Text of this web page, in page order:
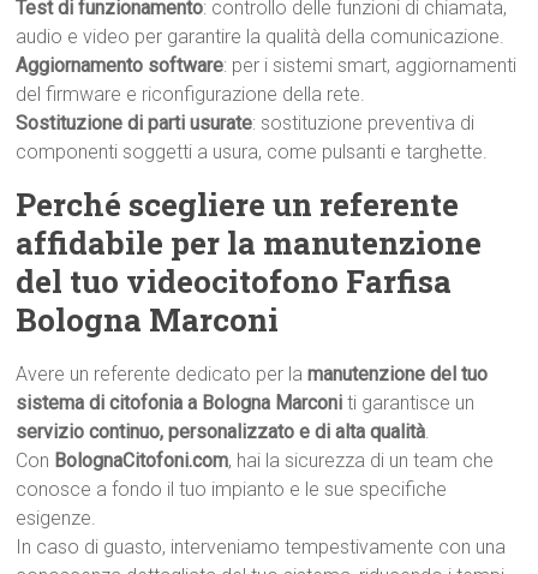
Test di funzionamento: controllo delle funzioni di chiamata,
audio e video per garantire la qualità della comunicazione.
Aggiornamento software: per i sistemi smart, aggiornamenti
del firmware e riconfigurazione della rete.
Sostituzione di parti usurate: sostituzione preventiva di
componenti soggetti a usura, come pulsanti e targhette.
Perché scegliere un referente
affidabile per la manutenzione
del tuo videocitofono Farfisa
Bologna Marconi
Avere un referente dedicato per lamanutenzione del tuo
sistema di citofonia a Bologna Marconi ti garantisce un
servizio continuo, personalizzato e di alta qualità.
Con BolognaCitofoni.com, hai la sicurezza di un team che
conosce a fondo il tuo impianto e le sue specifiche
esigenze.
In caso di guasto, interveniamo tempestivamente con una